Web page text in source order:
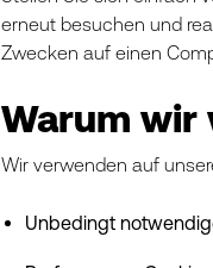
erneut besuchen und
Zwecken auf einen
Warum wir
Wir verwenden auf
Unbedingt